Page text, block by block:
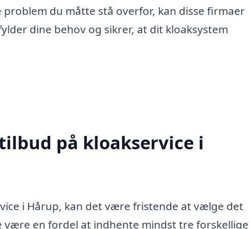
du måtte stå overfor, kan disse firmaer
dine behov og sikrer, at dit kloaksystem
på kloakservice i
i Hårup, kan det være fristende at vælge det
en fordel at indhente mindst tre forskellige